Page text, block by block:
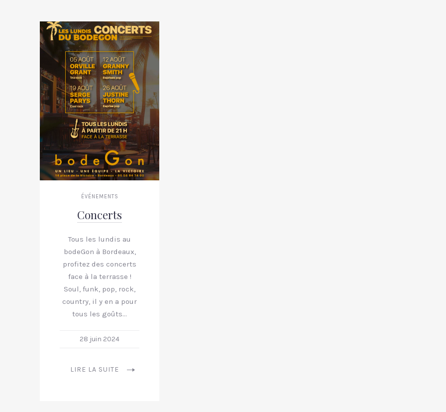
ÉVÉNEMENTS
Concerts
Tous les lundis au
bodeGon à Bordeaux,
profitez des concerts
face à la terrasse !
Soul, funk, pop, rock,
country, il y en a pour
tous les goûts…
28 juin 2024
LIRE LA SUITE
PREVIOUS